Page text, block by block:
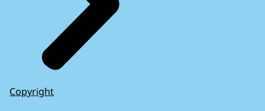
Copyright